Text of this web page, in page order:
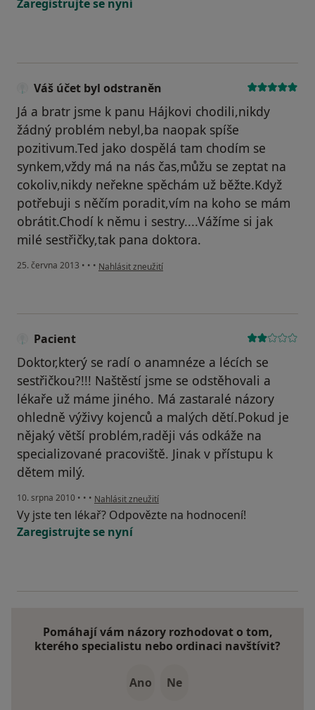
Zaregistrujte se nyní
Váš účet byl odstraněn
Já a bratr jsme k panu Hájkovi chodili,nikdy
žádný problém nebyl,ba naopak spíše
pozitivum.Ted jako dospělá tam chodím se
synkem,vždy má na nás čas,můžu se zeptat na
cokoliv,nikdy neřekne spěchám už běžte.Když
potřebuji s něčím poradit,vím na koho se mám
obrátit.Chodí k němu i sestry....Vážíme si jak
milé sestřičky,tak pana doktora.
25. června 2013 • • • podle názoru uživatele Váš účet byl odstraněn
Nahlásit zneužití
Pacient
Doktor,který se radí o anamnéze a lécích se
sestřičkou?!!! Naštěstí jsme se odstěhovali a
lékaře už máme jiného. Má zastaralé názory
ohledně výživy kojenců a malých dětí.Pokud je
nějaký větší problém,raději vás odkáže na
specializované pracoviště. Jinak v přístupu k
dětem milý.
10. srpna 2010 • • • podle názoru uživatele Pacient
Nahlásit zneužití
Vy jste ten lékař? Odpovězte na hodnocení!
Zaregistrujte se nyní
Pomáhají vám názory rozhodovat o tom,
kterého specialistu nebo ordinaci navštívit?
Ano Ne